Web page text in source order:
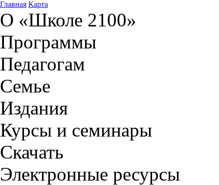
Главная Карта
О «Школе 2100»
Программы
Педагогам
Семье
Издания
Курсы и семинары
Скачать
Электронные ресурсы